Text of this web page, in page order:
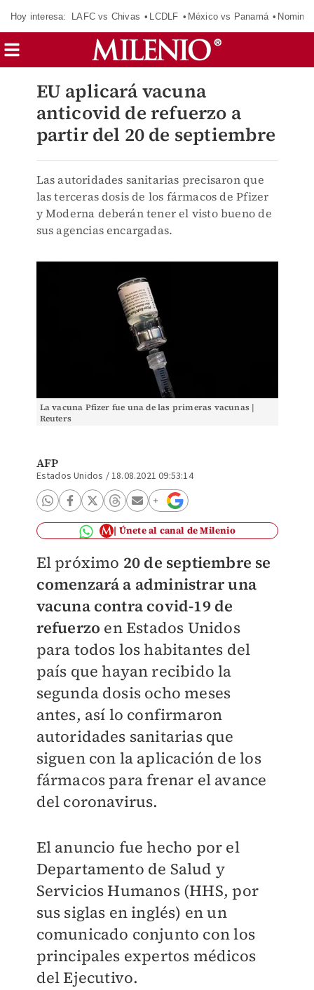
Hoy interesa: LAFC vs Chivas LCDLF México vs Panamá
EU aplicará vacuna
anticovid de refuerzo a
partir del 20 de septiembre
Las autoridades sanitarias precisaron que
las terceras dosis de los fármacos de Pfizer
y Moderna deberán tener el visto bueno de
sus agencias encargadas.
La vacuna Pfizer fue una de las primeras vacunas |
Reuters
AFP
Estados Unidos /18.08.2021 09:53:14
Únete al canal de Milenio
El próximo 20 de septiembre se
comenzará a administrar una
vacuna contra covid-19 de
refuerzo en Estados Unidos
para todos los habitantes del
país que hayan recibido la
segunda dosis ocho meses
antes, así lo confirmaron
autoridades sanitarias que
siguen con la aplicación de los
fármacos para frenar el avance
del coronavirus.
El anuncio fue hecho por el
Departamento de Salud y
Servicios Humanos (HHS, por
sus siglas en inglés) en un
comunicado conjunto con los
principales expertos médicos
del Ejecutivo.